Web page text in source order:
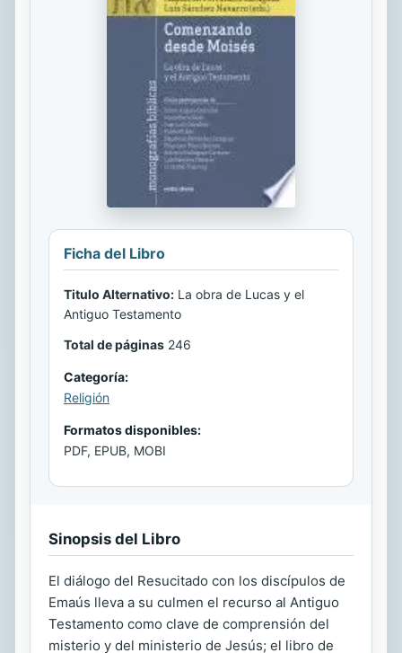
Ficha del Libro
Titulo Alternativo: La obra de Lucas y el
Antiguo Testamento
Total de páginas 246
Categoría:
Religión
Formatos disponibles:
PDF, EPUB, MOBI
Sinopsis del Libro
El diálogo del Resucitado con los discípulos de
Emaús lleva a su culmen el recurso al Antiguo
Testamento como clave de comprensión del
misterio y del ministerio de Jesús; el libro de